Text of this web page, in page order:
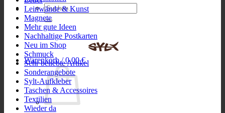
Suchen
nach:
Warenkorb /0,00€
Leinwände & Kunst
Magnete
Mehr gute Ideen
Nachhaltige Postkarten
Neu im Shop
Schmuck
Sehr beliebte Artikel
Sonderangebote
Sylt-Aufkleber
Taschen & Accessoires
Textilien
Wieder da